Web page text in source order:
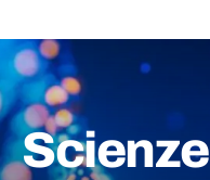
Scienze